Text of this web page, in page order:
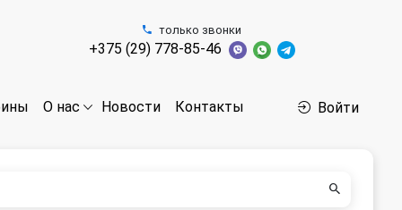
только звонки
+375 (29) 778-85-46
О нас Новости Контакты Войти